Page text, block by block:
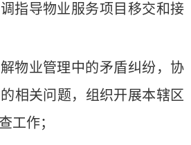
调指导物业服务项目移交和接
解物业管理中的矛盾纠纷，协
相关问题，组织开展本辖区
工作；